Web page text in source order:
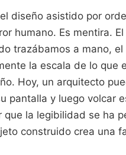
diseño asistido por
humano. Es mentira.
trazábamos a mano,
la escala de lo que
Hoy, un arquitecto
pantalla y luego volcar
la legibilidad se ha
construido crea una